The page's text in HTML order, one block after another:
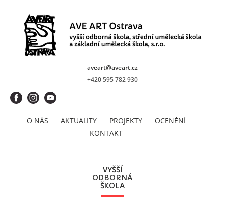
O NÁS AKTUALITY PROJEKTY
OCENĚNÍ
KONTAKT
aveart@aveart.cz
+420 595 782 930
VYŠŠÍ
ODBORNÁ
ŠKOLA